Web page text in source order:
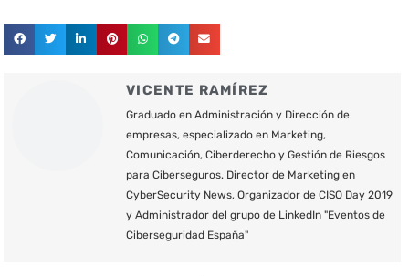
VICENTE RAMÍREZ
Graduado en Administración y Dirección de
empresas, especializado en Marketing,
Comunicación, Ciberderecho y Gestión de Riesgos
para Ciberseguros. Director de Marketing en
CyberSecurity News, Organizador de CISO Day 2019
y Administrador del grupo de LinkedIn "Eventos de
Ciberseguridad España"